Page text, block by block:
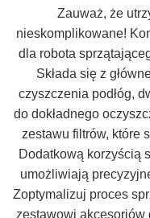
Zauważ, że
nieskomplikowane!
dla robota
Składa się z
czyszczenia podłóg,
do dokładnego
zestawu filtrów, które
Dodatkową korzyścią
umożliwiają
Zoptymalizuj proces
zestawowi akcesoriów